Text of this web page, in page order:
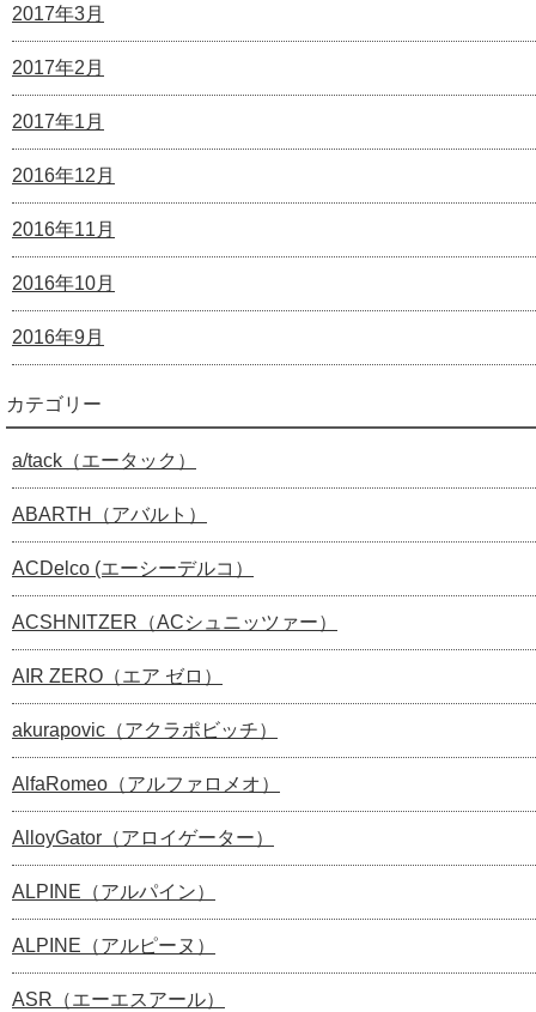
2017年3月
2017年2月
2017年1月
2016年12月
2016年11月
2016年10月
2016年9月
カテゴリー
a/tack（エータック）
ABARTH（アバルト）
ACDelco (エーシーデルコ）
ACSHNITZER（ACシュニッツァー）
AIR ZERO（エア ゼロ）
akurapovic（アクラポビッチ）
AlfaRomeo（アルファロメオ）
AlloyGator（アロイゲーター）
ALPINE（アルパイン）
ALPINE（アルピーヌ）
ASR（エーエスアール）